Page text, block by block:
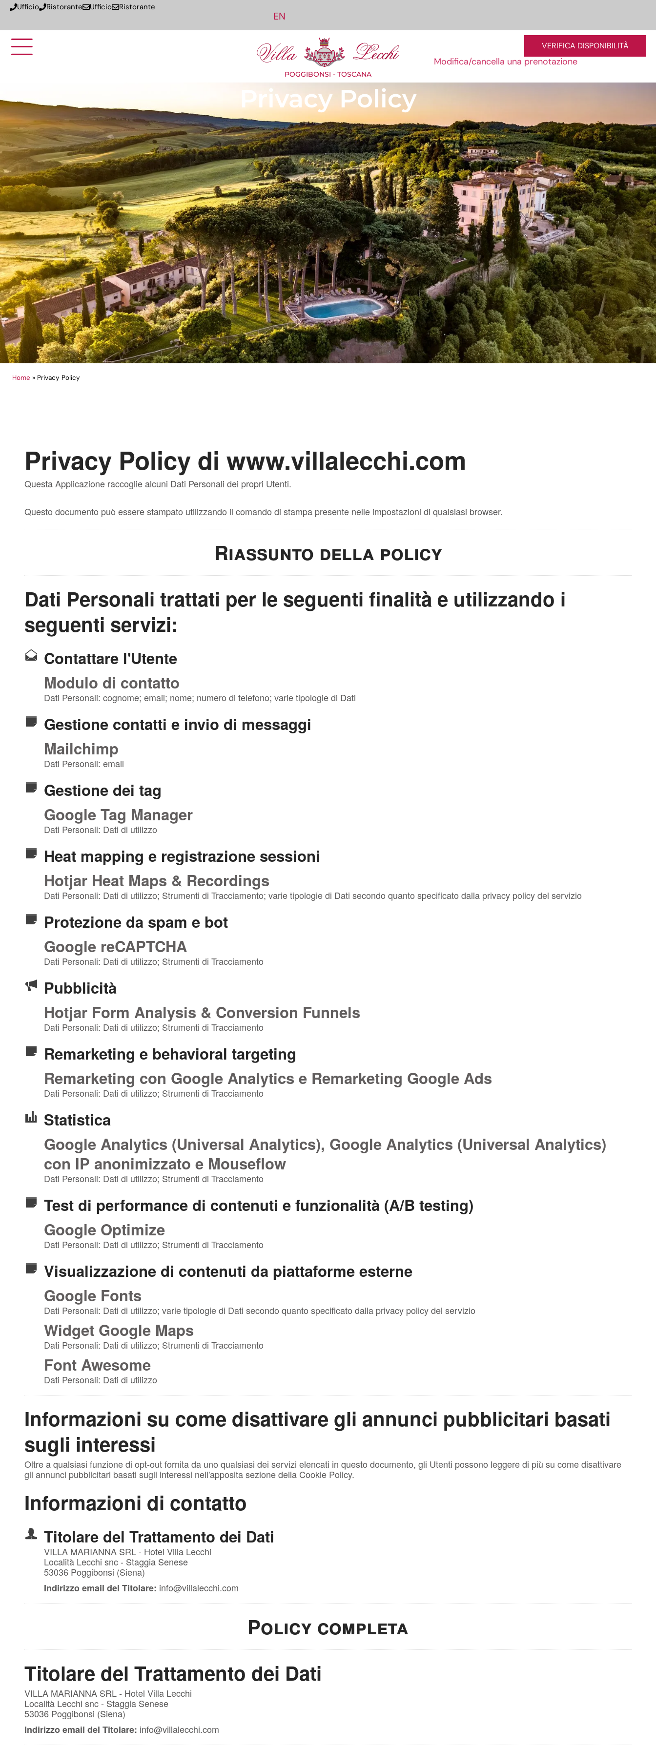
Ufficio Ristorante Ufficio Ristorante
EN
POGGIBONSI - TOSCANA
VERIFICA DISPONIBILITÀ
Modifica/cancella una prenotazione
Privacy Policy
Home » Privacy Policy
Privacy Policy di www.villalecchi.com
Questa Applicazione raccoglie alcuni Dati Personali dei propri Utenti.
Questo documento può essere stampato utilizzando il comando di stampa presente nelle impostazioni di qualsiasi browser.
Riassunto della policy
Dati Personali trattati per le seguenti finalità e utilizzando i
seguenti servizi:
Contattare l'Utente
Modulo di contatto
Dati Personali: cognome; email; nome; numero di telefono; varie tipologie di Dati
Gestione contatti e invio di messaggi
Mailchimp
Dati Personali: email
Gestione dei tag
Google Tag Manager
Dati Personali: Dati di utilizzo
Heat mapping e registrazione sessioni
Hotjar Heat Maps & Recordings
Dati Personali: Dati di utilizzo; Strumenti di Tracciamento; varie tipologie di Dati secondo quanto specificato dalla privacy policy del servizio
Protezione da spam e bot
Google reCAPTCHA
Dati Personali: Dati di utilizzo; Strumenti di Tracciamento
Pubblicità
Hotjar Form Analysis & Conversion Funnels
Dati Personali: Dati di utilizzo; Strumenti di Tracciamento
Remarketing e behavioral targeting
Remarketing con Google Analytics e Remarketing Google Ads
Dati Personali: Dati di utilizzo; Strumenti di Tracciamento
Statistica
Google Analytics (Universal Analytics), Google Analytics (Universal Analytics)
con IP anonimizzato e Mouseflow
Dati Personali: Dati di utilizzo; Strumenti di Tracciamento
Test di performance di contenuti e funzionalità (A/B testing)
Google Optimize
Dati Personali: Dati di utilizzo; Strumenti di Tracciamento
Visualizzazione di contenuti da piattaforme esterne
Google Fonts
Dati Personali: Dati di utilizzo; varie tipologie di Dati secondo quanto specificato dalla privacy policy del servizio
Widget Google Maps
Dati Personali: Dati di utilizzo; Strumenti di Tracciamento
Font Awesome
Dati Personali: Dati di utilizzo
Informazioni su come disattivare gli annunci pubblicitari basati
sugli interessi
Oltre a qualsiasi funzione di opt-out fornita da uno qualsiasi dei servizi elencati in questo documento, gli Utenti possono leggere di più su come disattivare
gli annunci pubblicitari basati sugli interessi nell'apposita sezione della Cookie Policy.
Informazioni di contatto
Titolare del Trattamento dei Dati
VILLA MARIANNA SRL - Hotel Villa Lecchi
Località Lecchi snc - Staggia Senese
53036 Poggibonsi (Siena)
Indirizzo email del Titolare: info@villalecchi.com
Policy completa
Titolare del Trattamento dei Dati
VILLA MARIANNA SRL - Hotel Villa Lecchi
Località Lecchi snc - Staggia Senese
53036 Poggibonsi (Siena)
Indirizzo email del Titolare: info@villalecchi.com